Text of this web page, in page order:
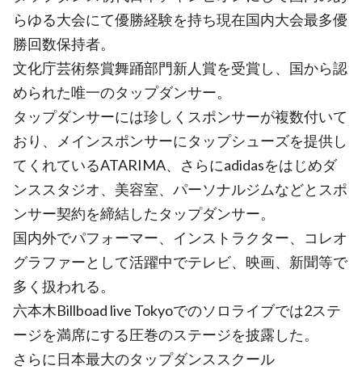
らゆる大会にて優勝経験を持ち現在国内大会最多優
勝回数保持者。
文化庁芸術祭賞舞踊部門新人賞を受賞し、国から認
められた唯一のタップダンサー。
タップダンサーには珍しくスポンサーが複数付いて
おり、メインスポンサーにタップシューズを提供し
てくれているATARIMA、さらにadidasをはじめダ
ンススタジオ、美容室、パーソナルジムなどとスポ
ンサー契約を締結したタップダンサー。
国内外でパフォーマー、インストラクター、コレオ
グラファーとして活躍中でテレビ、映画、新聞等で
多く扱われる。
六本木Billboad live Tokyoでのソロライブでは2ステ
ージを満席にする圧巻のステージを披露した。
さらに日本最大のタップダンススクール